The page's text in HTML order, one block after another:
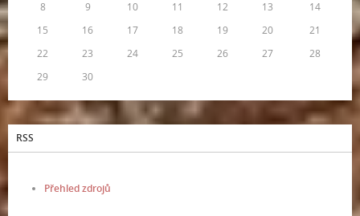
8
9 10 11 12 13
14
15
16 17 18 19 20
21
22
23 24 25 26 27
28
29
30
RSS
Přehled zdrojů